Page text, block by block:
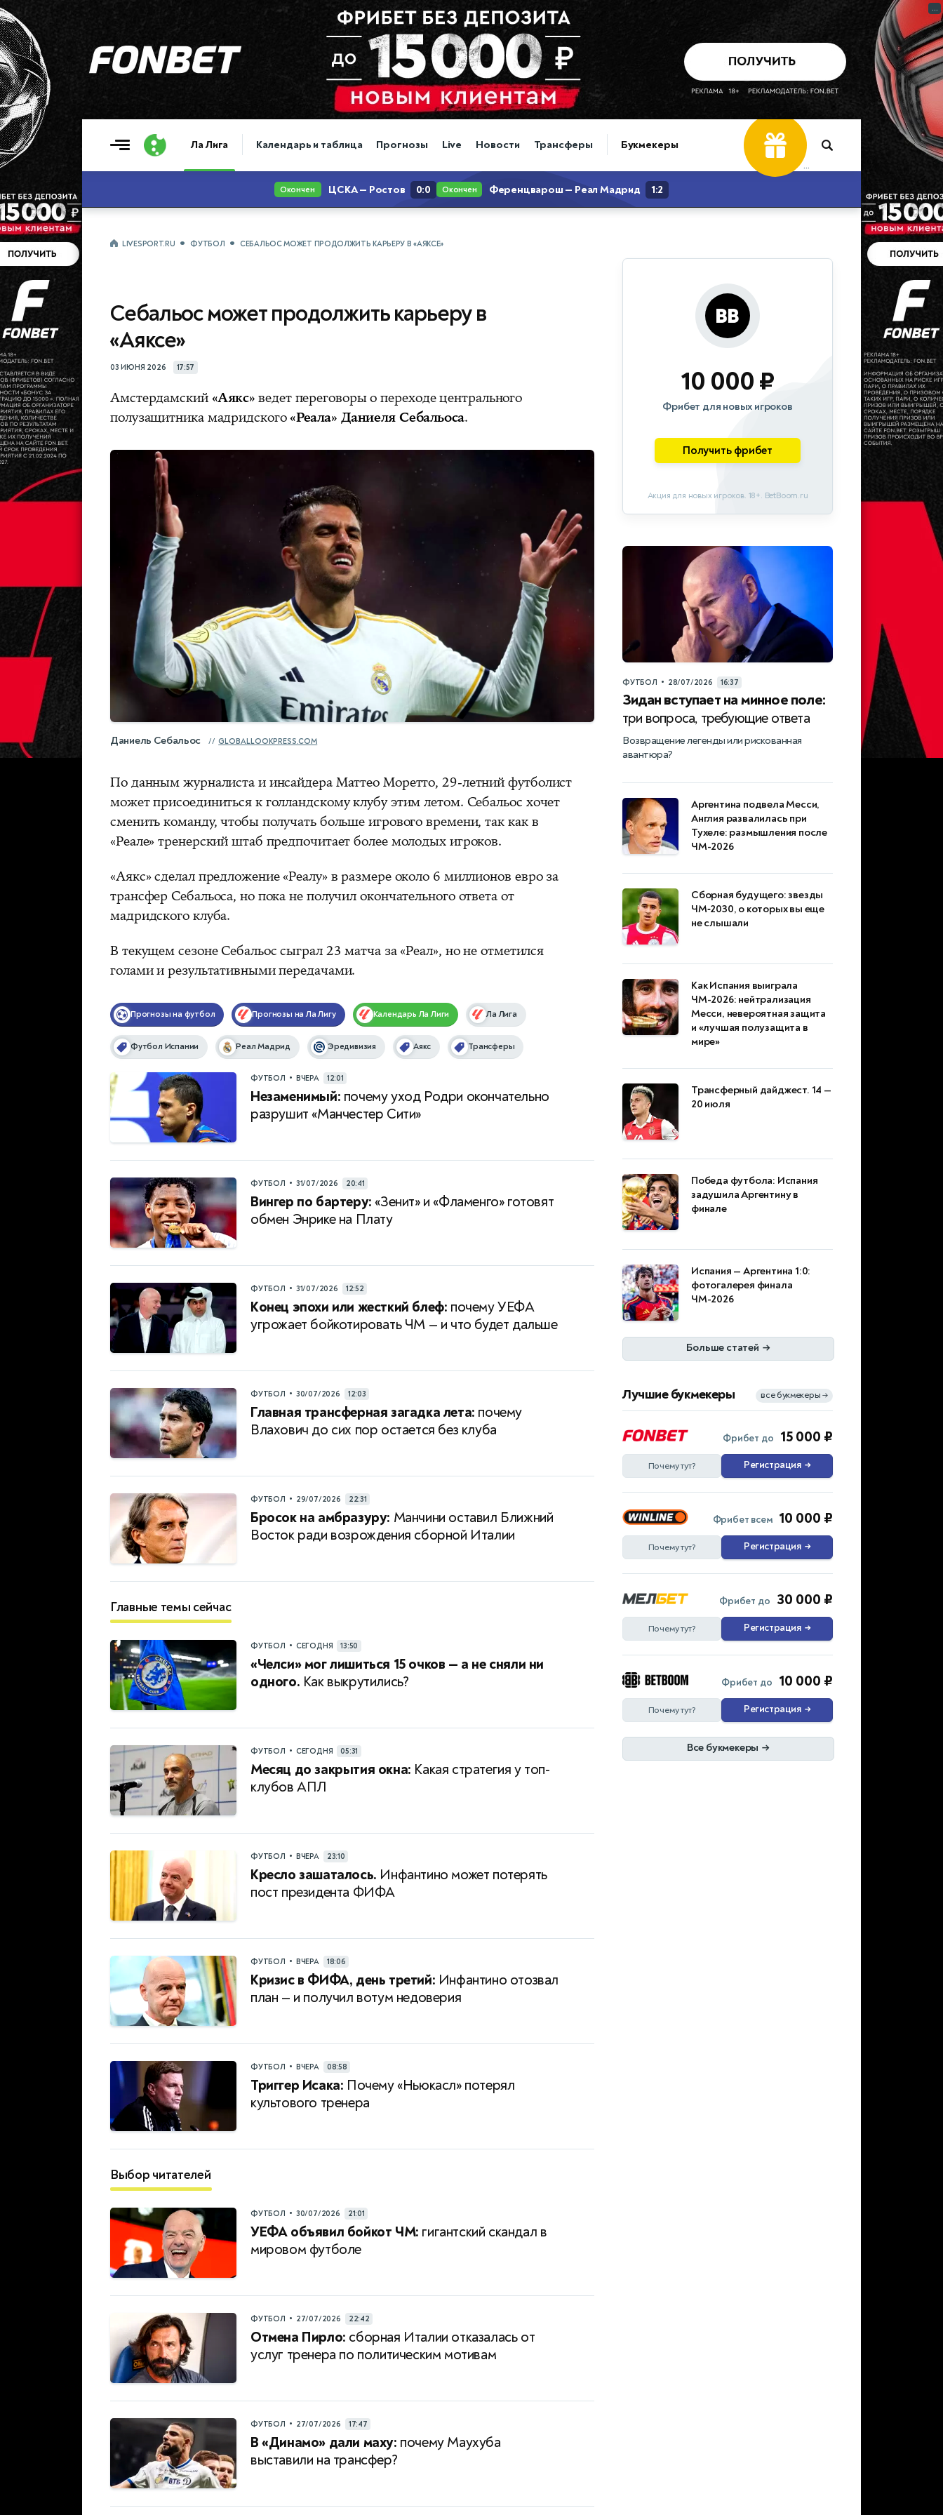
Ла Лига Календарь и таблица Прогнозы Live Новости Трансферы Букмекеры
...
LIVESPORT.RU ФУТБОЛ СЕБАЛЬОС МОЖЕТ ПРОДОЛЖИТЬ КАРЬЕРУ В «АЯКСЕ»
Себальос может продолжить карьеру в
«Аяксе»
03 ИЮНЯ 2026 17:57
Амстердамский«Аякс»ведет переговоры о переходе центрального
полузащитника мадридского«Реала» Даниеля Себальоса.
Даниель Себальос GLOBALLOOKPRESS.COM
По данным журналиста и инсайдера Маттео Моретто, 29-летний футболист
может присоединиться к голландскому клубу этим летом. Себальос хочет
сменить команду, чтобы получать больше игрового времени, так как в
«Реале» тренерский штаб предпочитает более молодых игроков.
«Аякс» сделал предложение «Реалу» в размере около 6 миллионов евро за
трансфер Себальоса, но пока не получил окончательного ответа от
мадридского клуба.
В текущем сезоне Себальос сыграл 23 матча за «Реал», но не отметился
голами и результативными передачами.
Прогнозы на футбол Прогнозы на Ла Лигу Календарь Ла Лиги Ла Лига
Футбол Испании Реал Мадрид Эредивизия Аякс Трансферы
ФУТБОЛ • ВЧЕРА 12:01
Незаменимый: почему уход Родри окончательно
разрушит «Манчестер Сити»
ФУТБОЛ • 31/07/2026 20:41
Вингер по бартеру: «Зенит» и «Фламенго» готовят
обмен Энрике на Плату
ФУТБОЛ • 31/07/2026 12:52
Конец эпохи или жесткий блеф: почему УЕФА
угрожает бойкотировать ЧМ — и что будет дальше
ФУТБОЛ • 30/07/2026 12:03
Главная трансферная загадка лета: почему
Влахович до сих пор остается без клуба
ФУТБОЛ • 29/07/2026 22:31
Бросок на амбразуру: Манчини оставил Ближний
Восток ради возрождения сборной Италии
Главные темы сейчас
ФУТБОЛ • СЕГОДНЯ 13:50
«Челси» мог лишиться 15 очков — а не сняли ни
одного. Как выкрутились?
ФУТБОЛ • СЕГОДНЯ 05:31
Месяц до закрытия окна: Какая стратегия у топ-
клубов АПЛ
ФУТБОЛ • ВЧЕРА 23:10
Кресло зашаталось. Инфантино может потерять
пост президента ФИФА
ФУТБОЛ • ВЧЕРА 18:06
Кризис в ФИФА, день третий: Инфантино отозвал
план — и получил вотум недоверия
ФУТБОЛ • ВЧЕРА 08:58
Триггер Исака: Почему «Ньюкасл» потерял
культового тренера
Выбор читателей
ФУТБОЛ • 30/07/2026 21:01
УЕФА объявил бойкот ЧМ: гигантский скандал в
мировом футболе
ФУТБОЛ • 27/07/2026 22:42
Отмена Пирло: сборная Италии отказалась от
услуг тренера по политическим мотивам
ФУТБОЛ • 27/07/2026 17:47
В «Динамо» дали маху: почему Маухуба
выставили на трансфер?
10 000 ₽
Фрибет для новых игроков
Получить фрибет
Акция для новых игроков. 18+. BetBoom.ru
ФУТБОЛ • 28/07/2026 16:37
Зидан вступает на минное поле:
три вопроса, требующие ответа
Возвращение легенды или рискованная
авантюра?
Аргентина подвела Месси,
Англия развалилась при
Тухеле: размышления после
ЧМ-2026
Сборная будущего: звезды
ЧМ‑2030, о которых вы еще
не слышали
Как Испания выиграла
ЧМ-2026: нейтрализация
Месси, невероятная защита
и «лучшая полузащита в
мире»
Трансферный дайджест. 14 —
20 июля
Победа футбола: Испания
задушила Аргентину в
финале
Испания — Аргентина 1:0:
фотогалерея финала
ЧМ-2026
Больше статей →
Лучшие букмекеры все букмекеры →
Фрибет до 15 000 ₽
Почему тут? Регистрация →
Фрибет всем 10 000 ₽
Почему тут? Регистрация →
Фрибет до 30 000 ₽
Почему тут? Регистрация →
Фрибет до 10 000 ₽
Почему тут? Регистрация →
Все букмекеры →
...